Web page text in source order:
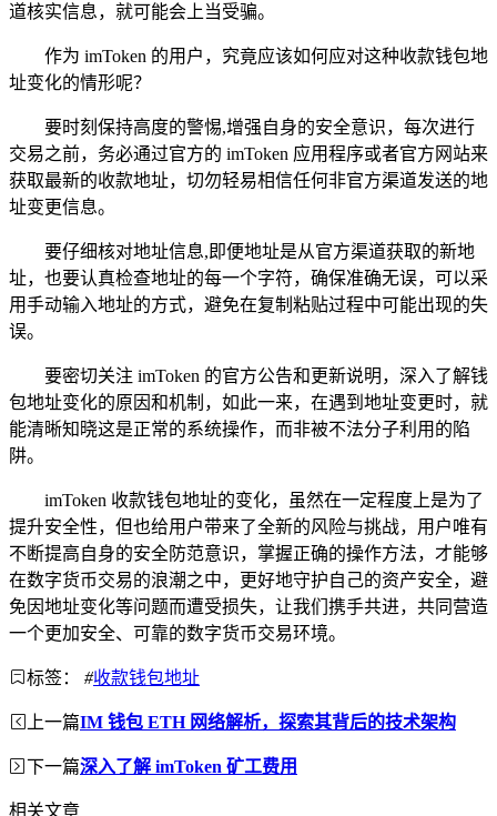
道核实信息，就可能会上当受骗。
作为 imToken 的用户，究竟应该如何应对这种收款钱包地
址变化的情形呢？
要时刻保持高度的警惕,增强自身的安全意识，每次进行
交易之前，务必通过官方的 imToken 应用程序或者官方网站来
获取最新的收款地址，切勿轻易相信任何非官方渠道发送的地
址变更信息。
要仔细核对地址信息,即便地址是从官方渠道获取的新地
址，也要认真检查地址的每一个字符，确保准确无误，可以采
用手动输入地址的方式，避免在复制粘贴过程中可能出现的失
误。
要密切关注 imToken 的官方公告和更新说明，深入了解钱
包地址变化的原因和机制，如此一来，在遇到地址变更时，就
能清晰知晓这是正常的系统操作，而非被不法分子利用的陷
阱。
imToken 收款钱包地址的变化，虽然在一定程度上是为了
提升安全性，但也给用户带来了全新的风险与挑战，用户唯有
不断提高自身的安全防范意识，掌握正确的操作方法，才能够
在数字货币交易的浪潮之中，更好地守护自己的资产安全，避
免因地址变化等问题而遭受损失，让我们携手共进，共同营造
一个更加安全、可靠的数字货币交易环境。
标签： #收款钱包地址
上一篇IM 钱包 ETH 网络解析，探索其背后的技术架构
下一篇深入了解 imToken 矿工费用
相关文章